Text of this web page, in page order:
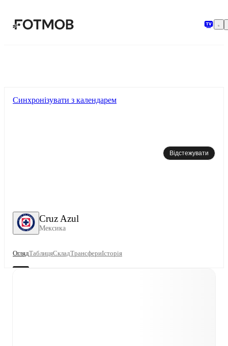
Cruz Azul
Мексика
Синхронізувати з календарем
Відстежувати
ОглядТаблицяСкладТрансфериІсторія